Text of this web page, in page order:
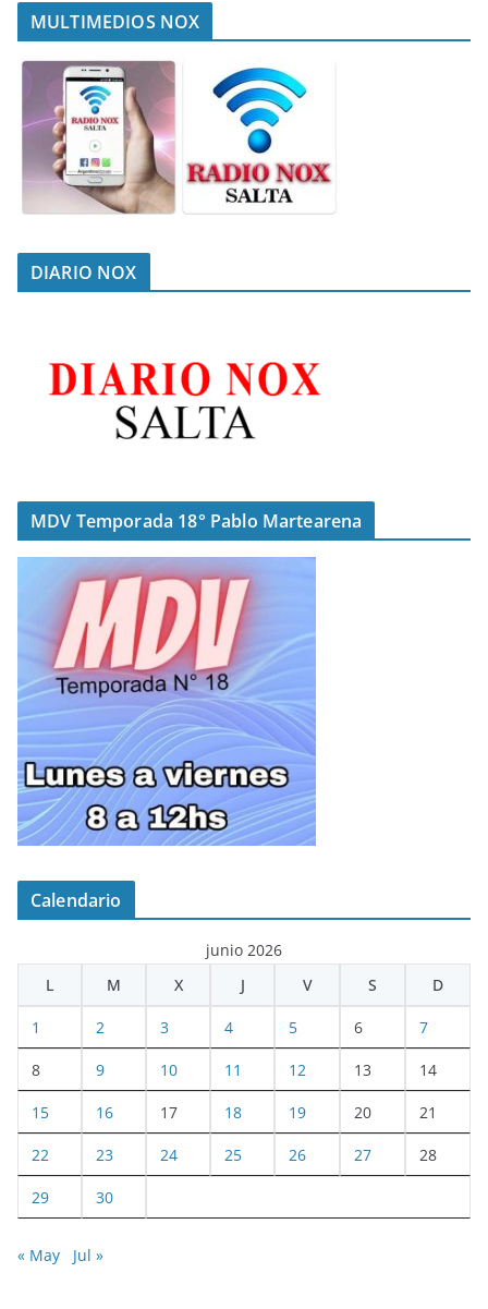
MULTIMEDIOS NOX
DIARIO NOX
MDV Temporada 18° Pablo Martearena
Calendario
junio 2026
L
M X J V S D
1 2 3 4 5 6 7
8 9 10 11 12 13 14
15 16 17 18 19 20 21
22 23 24 25 26 27 28
29 30
« May Jul »